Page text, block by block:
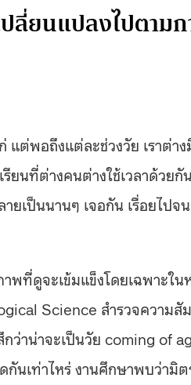
ลี่ยนแปลงไปตามก
แต่พอถึงแต่ละช่วงวัย เราต่า
ยนที่ต่างคนต่างใช้เวลาด้วย
เป็นนานๆ เจอกัน เรื่อยไปจ
ที่ดูจะเข้มแข็งโดยเฉพาะใ
Science สำรวจความสั
าน่าจะเป็นวัย coming of
นเท่าไหร่ งานศึกษาพบว่ามิ